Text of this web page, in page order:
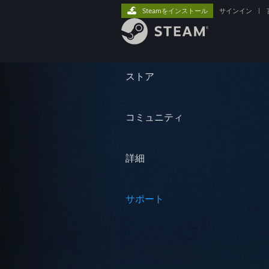
ストア
コミュニティ
詳細
サポート
Steamをインストール サインイン